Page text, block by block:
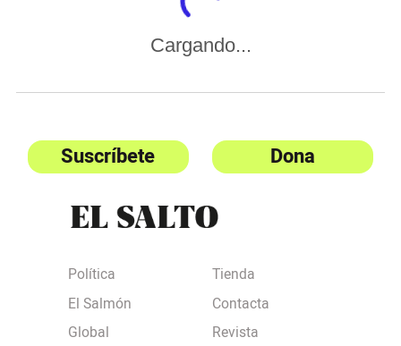
Cargando...
Suscríbete Dona
Política
El Salmón
Global
Tienda
Contacta
Revista